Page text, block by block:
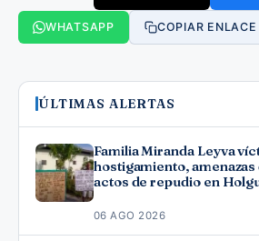
WHATSAPP COPIAR ENLACE
ÚLTIMAS ALERTAS
Familia Miranda Leyva
hostigamiento,
actos de repudio en
06 AGO 2026